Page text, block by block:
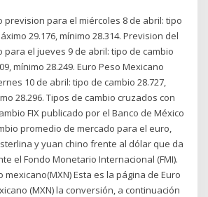
prevision para el miércoles 8 de abril: tipo
29.176, mínimo 28.314. Prevision del
para el jueves 9 de abril: tipo de cambio
mínimo 28.249. Euro Peso Mexicano
10 de abril: tipo de cambio 28.727,
28.296. Tipos de cambio cruzados con
FIX publicado por el Banco de México
promedio de mercado para el euro,
y yuan chino frente al dólar que da
el Fondo Monetario Internacional (FMI).
mexicano(MXN) Esta es la página de Euro
(MXN) la conversión, a continuación